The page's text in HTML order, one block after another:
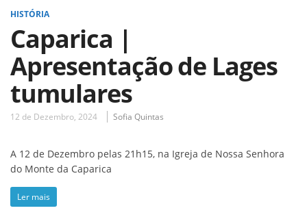
HISTÓRIA
Caparica |
Apresentação de Lages
tumulares
12 de Dezembro, 2024 Sofia Quintas
A 12 de Dezembro pelas 21h15, na Igreja de Nossa Senhora
do Monte da Caparica
Ler mais